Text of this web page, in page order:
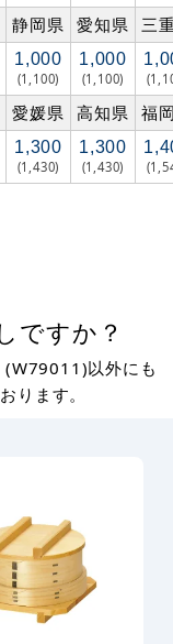
静岡県 愛知県 三
1,000
(1,100)
1,000
(1,100)
愛媛県 高知県 福
1,300
(1,430)
1,300
(1,430)
ですか？
(W79011)以外にも
ります。